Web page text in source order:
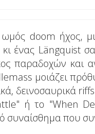
doom ήχος,
κι ένας Längquist
παραδοχών και
μοιάζει
δεινοσαυρικά
ή το "When
συναίσθημα που